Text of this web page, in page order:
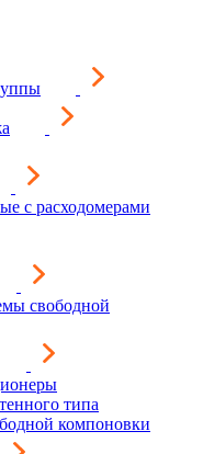
с расходомерами
свободной
типа
компоновки